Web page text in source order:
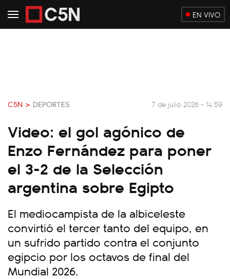
EN VIVO
C5N > DEPORTES 7 de julio 2026 - 14:59
Video: el gol agónico de
Enzo Fernández para poner
el 3-2 de la Selección
argentina sobre Egipto
El mediocampista de la albiceleste
convirtió el tercer tanto del equipo, en
un sufrido partido contra el conjunto
egipcio por los octavos de final del
Mundial 2026.